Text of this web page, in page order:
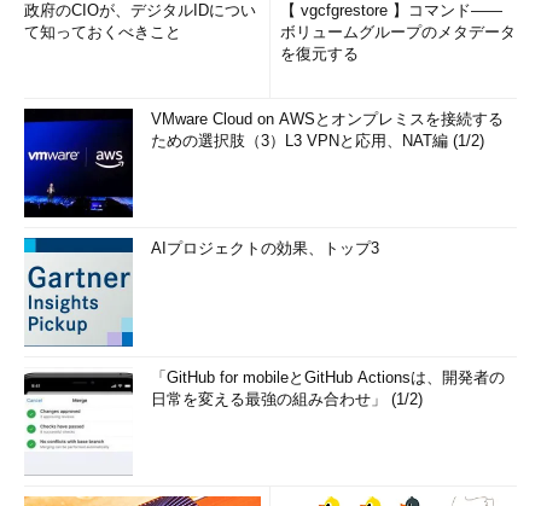
政府のCIOが、デジタルIDについ
て知っておくべきこと
【 vgcfgrestore 】コマンド――
ボリュームグループのメタデータ
を復元する
VMware Cloud on AWSとオンプレミスを接続する
ための選択肢（3）L3 VPNと応用、NAT編 (1/2)
AIプロジェクトの効果、トップ3
「GitHub for mobileとGitHub Actionsは、開発者の
日常を変える最強の組み合わせ」 (1/2)